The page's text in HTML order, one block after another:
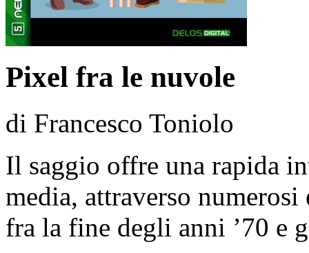
Pixel fra le nuvole
di Francesco Toniolo
Il saggio offre una rapida
media, attraverso
fra la fine degli anni ’70 e